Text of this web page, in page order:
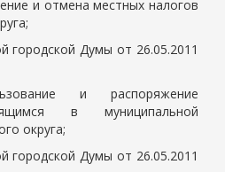
и отмена местных налогов
городской Думы от 26.05.2011
и распоряжение
в муниципальной
округа;
городской Думы от 26.05.2011